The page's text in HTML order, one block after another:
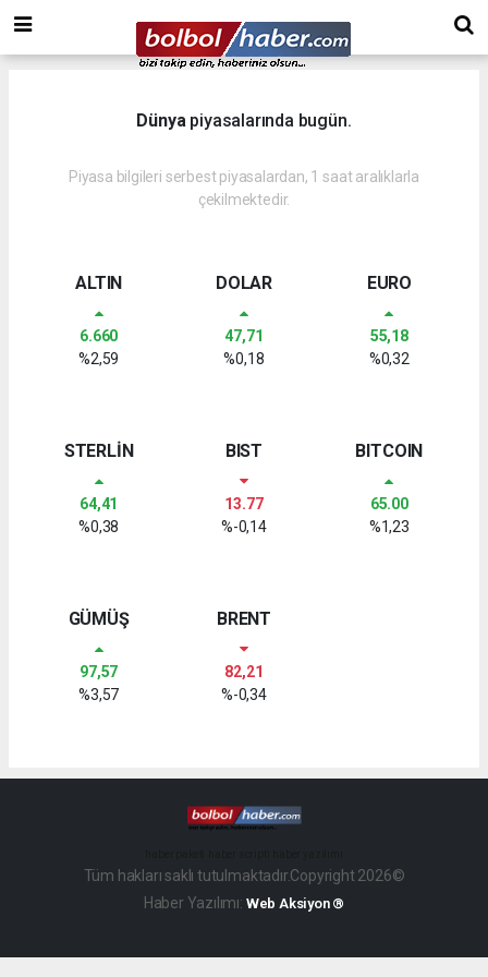
Dünya piyasalarında bugün.
Piyasa bilgileri serbest piyasalardan, 1 saat aralıklarla
çekilmektedir.
ALTIN
6.660
%2,59
DOLAR
47,71
%0,18
EURO
55,18
%0,32
STERLİN
64,41
%0,38
BIST
13.77
%-0,14
BITCOIN
65.00
%1,23
GÜMÜŞ
97,57
%3,57
BRENT
82,21
%-0,34
Tüm hakları saklı tutulmaktadır.Copyright 2026©
Haber Yazılımı: Web Aksiyon ®